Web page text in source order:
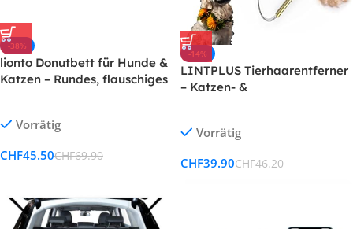
-38%
lionto Donutbett für Hunde &
Katzen – Rundes, flauschiges
Vorrätig
CHF45.50CHF69.90
-14%
LINTPLUS Tierhaarentferner
– Katzen- &
Vorrätig
CHF39.90CHF46.20